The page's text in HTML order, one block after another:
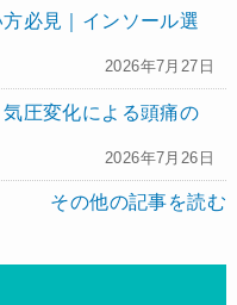
必見｜インソール選
2026年7月27日
圧変化による頭痛の
2026年7月26日
その他の記事を読む